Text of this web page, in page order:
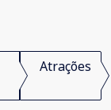
Atrações